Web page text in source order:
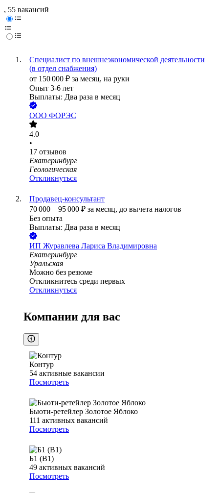
, 55 вакансий
Специалист по внешнеэкономической деятельности
(в отдел снабжения)
от 150 000 ₽ за месяц, на руки
Опыт 3-6 лет
Выплаты: Два раза в месяц
ООО ФОРЭС
4.0
•
17 отзывов
Екатеринбург
Геологическая
Откликнуться
Продавец-консультант
70 000 – 95 000 ₽ за месяц, до вычета налогов
Без опыта
Выплаты: Два раза в месяц
ИП Журавлева Лариса Владимировна
Екатеринбург
Уральская
Можно без резюме
Откликнитесь среди первых
Откликнуться
Компании для вас
Контур
54 активные вакансии
Посмотреть
Бьюти-ретейлер Золотое Яблоко
111 активных вакансий
Посмотреть
Б1 (B1)
49 активных вакансий
Посмотреть